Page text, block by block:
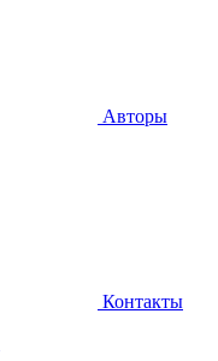
Авторы
Контакты